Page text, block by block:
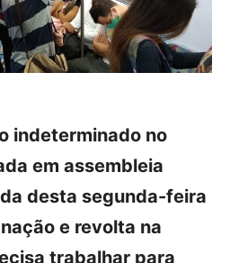
indeterminado no
em assembleia
desta segunda-feira
e revolta na
trabalhar para